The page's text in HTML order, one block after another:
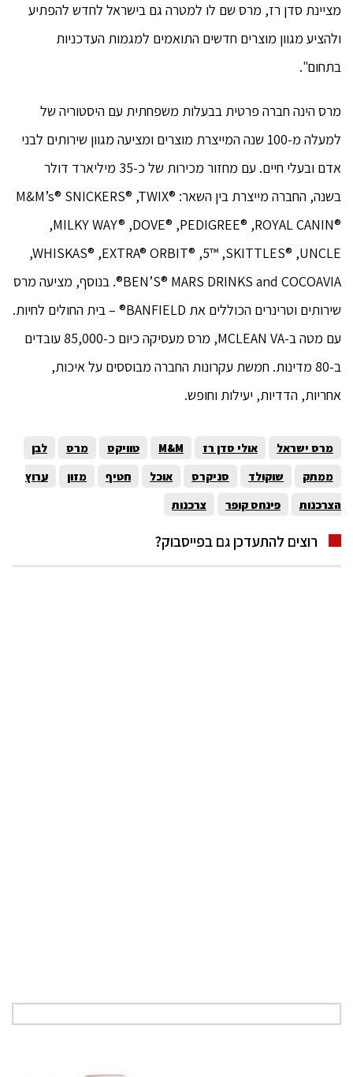
מציינת סדן רז, מרס שם לו למטרה גם בישראל לחדש להפתיע
ולהציע מגוון מוצרים חדשים התואמים למגמות העדכניות
בתחום".
מרס הינה חברה פרטית בבעלות משפחתית עם היסטוריה של
למעלה מ-100 שנה המייצרת מוצרים ומציעה מגוון שירותים לבני
אדם ובעלי חיים. עם מחזור מכירות של כ-35 מיליארד דולר
בשנה, החברה מייצרת בין השאר: M&M’s® SNICKERS® ,TWIX®
,MILKY WAY® ,DOVE® ,PEDIGREE® ,ROYAL CANIN®
,WHISKAS® ,EXTRA® ORBIT® ,5™ ,SKITTLES® ,UNCLE
BEN’S® MARS DRINKS and COCOAVIA®. בנוסף, מציעה מרס
שירותים וטרינרים הכוללים את BANFIELD® – בית החולים לחיות.
עם מטה ב-MCLEAN VA, מרס מעסיקה כיום כ-85,000 עובדים
ב-80 מדינות. חמשת עקרונות החברה מבוססים על איכות,
אחריות, הדדיות, יעילות וחופש.
מרס ישראל אולי סדן רז M&M טוויקס מרס
לבן
ממתק
שוקולד סניקרס אוכל חטיף מזון
ערוץ
הצרכנות
פינחס קופר צרכנות
רוצים להתעדכן גם בפייסבוק?